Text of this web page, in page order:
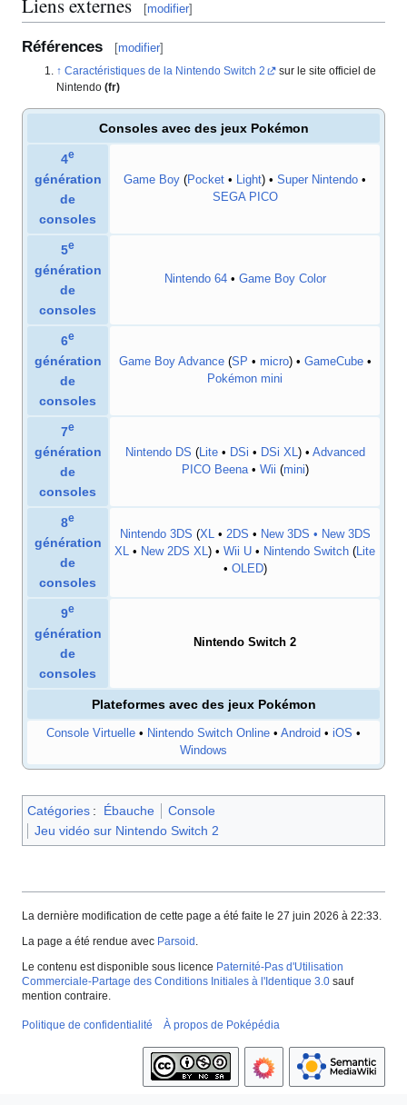
Liens externes [modifier]
Références [modifier]
Caractéristiques de la Nintendo Switch 2
sur le site officiel de
Nintendo(fr)
Consoles avec des jeux Pokémon
4e
génération
de
consoles
Game Boy (Pocket • Light) • Super Nintendo •
SEGA PICO
5e
génération
de
consoles
Nintendo 64• Game Boy Color
6e
génération
de
consoles
Game Boy Advance(SP • micro) • GameCube•
Pokémon mini
7e
génération
de
consoles
Nintendo DS (Lite• DSi • DSi XL ) • Advanced
PICO Beena• Wii (mini)
8e
génération
de
consoles
Nintendo 3DS (XL • 2DS • New 3DS • New 3DS
XL
• New 2DS XL ) • Wii U • Nintendo Switch ( Lite
• OLED)
9e
génération
de
consoles
Nintendo Switch 2
Plateformes avec des jeux Pokémon
Console Virtuelle • Nintendo Switch Online • Android • iOS •
Windows
Catégories : Ébauche
Console
Jeu vidéo sur Nintendo Switch 2
La dernière modification de cette page a été faite le 27 juin 2026 à 22:33.
La page a été rendue avec Parsoid
Le contenu est disponible sous licence Paternité-Pas d'Utilisation
Commerciale-Partage des Conditions Initiales à l'Identique 3.0 sauf
mention contraire.
Politique de confidentialité À propos de Poképédia